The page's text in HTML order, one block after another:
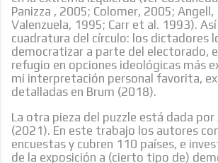
Panizza , 2005; Colomer, 2005;
Valenzuela, 1995; Carr et al. 1993).
cuadratura del círculo: los dictadores
democratizar a parte del electorado,
refugio en opciones ideológicas más
mi interpretación personal favorita,
detalladas en Brum (2018).
La otra pieza del puzzle está dada
(2021). En este trabajo los autores
encuestas y cubren 110 países, e
de la exposición a (cierto tipo de)